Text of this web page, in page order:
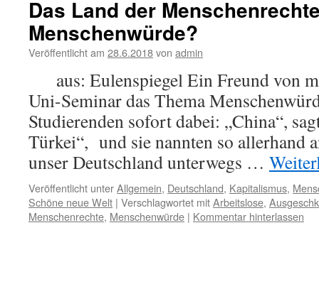
Das Land der
Menschenwürde?
Veröffentlicht am 28.6.2018von admin
aus: Eulenspiegel Ein Freund von
Uni-Seminar das Thema
Studierenden sofort dabei: „China“,
Türkei“, und sie nannten so allerhand
unser Deutschland unterwegs …
Veröffentlicht unterAllgemein, Deutschland, Kapitalismus,
Schöne neue Welt | Verschlagwortet mitArbeitslose,
Menschenrechte, Menschenwürde | Kommentar hinterlassen